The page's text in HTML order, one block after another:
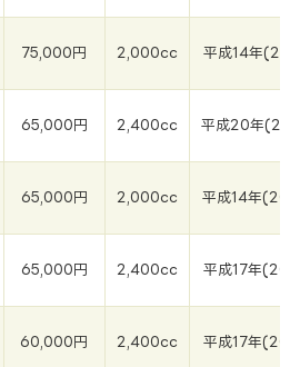
75,000円 2,000cc 平成14年
65,000円 2,400cc 平成20年
65,000円 2,000cc 平成14年
65,000円 2,400cc 平成17年
60,000円 2,400cc 平成17年